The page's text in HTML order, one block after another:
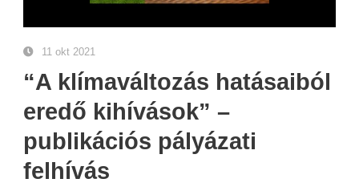
11 okt 2021
“A klímaváltozás hatásaiból
eredő kihívások” –
publikációs pályázati
felhívás